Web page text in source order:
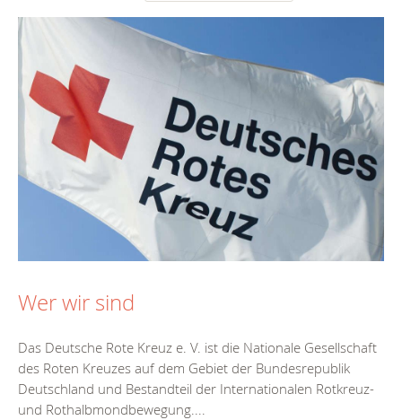
Wer wir sind
Das Deutsche Rote Kreuz e. V. ist die Nationale Gesellschaft
des Roten Kreuzes auf dem Gebiet der Bundesrepublik
Deutschland und Bestandteil der Internationalen Rotkreuz-
und Rothalbmondbewegung....